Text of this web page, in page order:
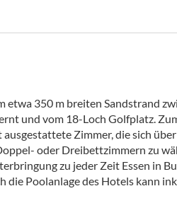
etwa 350 m breiten Sandstrand
und vom 18-Loch Golfplatz.
Zimmer, die sich
oder Dreibettzimmern zu
zu jeder Zeit Essen in
Poolanlage des Hotels kann